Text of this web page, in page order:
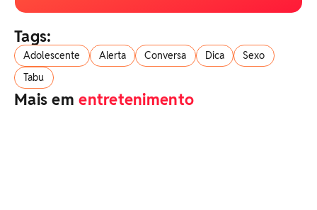
Tags:
Adolescente Alerta Conversa Dica
Sexo
Tabu
Mais ementretenimento